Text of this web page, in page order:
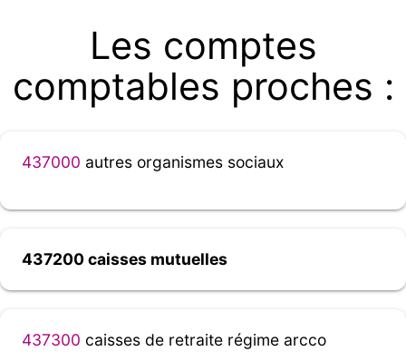
Les comptes
comptables proches :
437000 autres organismes sociaux
437200 caisses mutuelles
437300 caisses de retraite régime arcco